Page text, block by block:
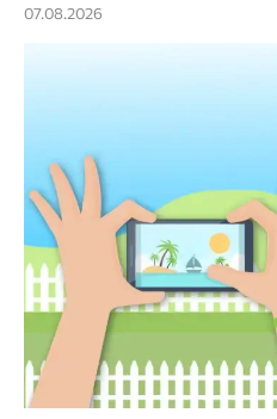
07.08.2026